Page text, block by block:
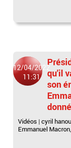
12/04/2022
11:31
qu'il
son
Vidéos |cyril
Emmanuel Macron